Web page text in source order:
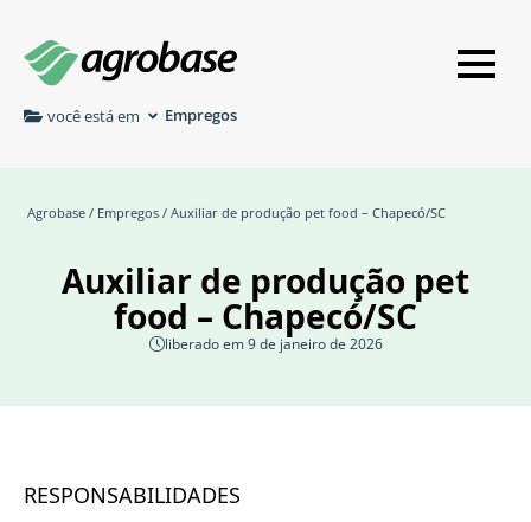
você está em Empregos
Agrobase / Empregos / Auxiliar de produção pet food – Chapecó/SC
Auxiliar de produção pet
food – Chapecó/SC
liberado em 9 de janeiro de 2026
RESPONSABILIDADES